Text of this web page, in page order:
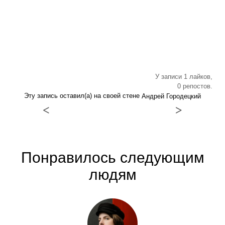
У записи 1 лайков,
0 репостов.
Эту запись оставил(а) на своей стене Андрей Городецкий
< >
Понравилось следующим
людям